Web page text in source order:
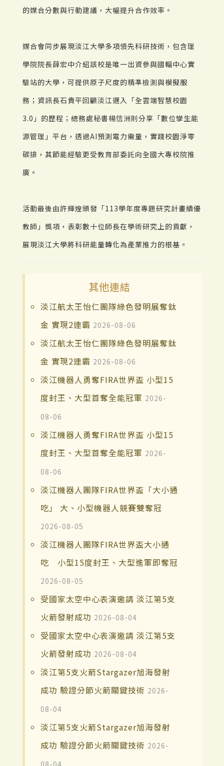
的媒合分數與行動建議，大幅提升合作效率。
媒合會同步展現淡江大學多項領先科研技術，包含理
學院院長薛宏中介紹該校是唯一出資參與國輻中心實
驗站的大學，可提供原子尺度的精準檢測與模擬服
務；資訊長石貴平回顧淡江邁入「全雲端智慧校園
3.0」的歷程；總務處秘書楊信洲則分享「數位孿生能
源管理」平台，透過AI預測電力需量，實踐校園淨零
碳排，其節能經驗更受教育部委託向全國大專校院推
廣。
活動最後由許輝煌頒發「113學年度專題研究計畫績優
教師」獎項，表彰數十位師長在學術研究上的貢獻，
展現淡江大學將科研能量轉化為產業推力的根基。
其他連結
淡江航太王怡仁團隊綠色發明展奪鈦
金 實現2連霸 2026-08-06
淡江航太王怡仁團隊綠色發明展奪鈦
金 實現2連霸 2026-08-06
淡江機器人勇奪FIRA世界盃 小型15
度封王、大型首奪全能冠軍 2026-
08-06
淡江機器人勇奪FIRA世界盃 小型15
度封王、大型首奪全能冠軍 2026-
08-06
淡江機器人團隊FIRA世界盃「大小通
吃」 大、小型機器人競賽雙奪冠
2026-08-05
淡江機器人團隊FIRA世界盃大小通
吃 小型15度封王、大型進軍即奪冠
2026-08-05
受國家太空中心表演邀請 淡江第5支
火箭發射成功 2026-08-04
受國家太空中心表演邀請 淡江第5支
火箭發射成功 2026-08-04
淡江第5支火箭Stargazer旭海發射
成功 驗證分節火箭關鍵技術 2026-
08-04
淡江第5支火箭Stargazer旭海發射
成功 驗證分節火箭關鍵技術 2026-
08-04